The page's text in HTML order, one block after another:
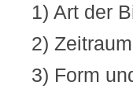
1) Art der
2)
3) Form